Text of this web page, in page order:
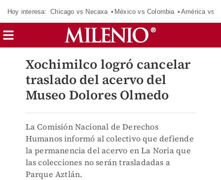
Hoy interesa: Chicago vs Necaxa México vs Colombia América vs
Xochimilco logró cancelar
traslado del acervo del
Museo Dolores Olmedo
La Comisión Nacional de Derechos
Humanos informó al colectivo que defiende
la permanencia del acervo en La Noria que
las colecciones no serán trasladadas a
Parque Aztlán.